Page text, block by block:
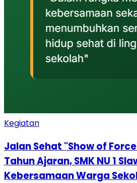
Kegiatan
Jalan Sehat "Show of
Tahun Ajaran, SMK NU 1
Kebersamaan Warga